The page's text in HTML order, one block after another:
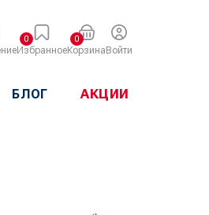
Избранное
0
Корзина
0
Войти
БЛОГ АКЦИИ